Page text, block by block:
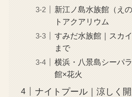
新江ノ島水族館（え
トアクアリウム
すみだ水族館｜スカ
まで
横浜・八景島シーパ
館×花火
ナイトプール｜涼しく